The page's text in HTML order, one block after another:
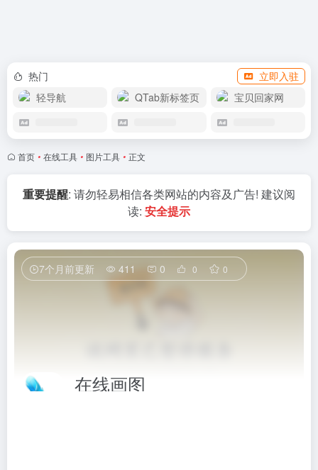
热门
立即入驻
轻导航
QTab新标签页 宝贝回家网
首页 • 在线工具 • 图片工具 • 正文
重要提醒: 请勿轻易相信各类网站的内容及广告! 建议阅
读: 安全提示
7个月前更新 411 0 0 0
在线画图